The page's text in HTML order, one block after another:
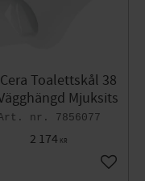
Toalettskål 38
Mjuksits
7856077
2 174 KR
Lägg